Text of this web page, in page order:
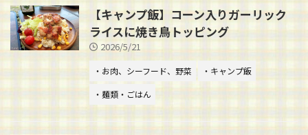
【キャンプ飯】コーン入りガーリック
ライスに焼き鳥トッピング
2026/5/21
・お肉、シーフード、野菜
・キャンプ飯
・麺類・ごはん